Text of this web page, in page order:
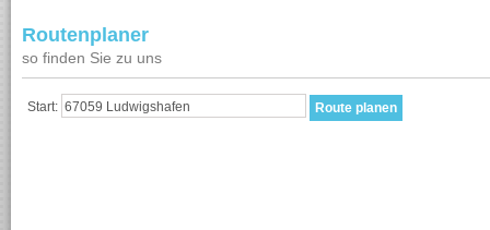
Routenplaner
so finden Sie zu uns
Start: